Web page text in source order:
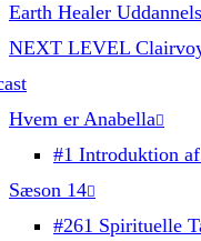
Earth Healer
NEXT LEVEL
Hvem er Anabella
#1 Introduktion
Sæson 14
#261 Spirituelle